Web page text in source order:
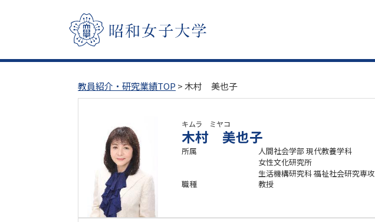
教員紹介・研究業績TOP > 木村 美也子
キムラ ミヤコ
木村 美也子
所属
人間社会学部 現代教養学科
女性文化研究所
生活機構研究科 福祉社会研究専攻
職種
教授